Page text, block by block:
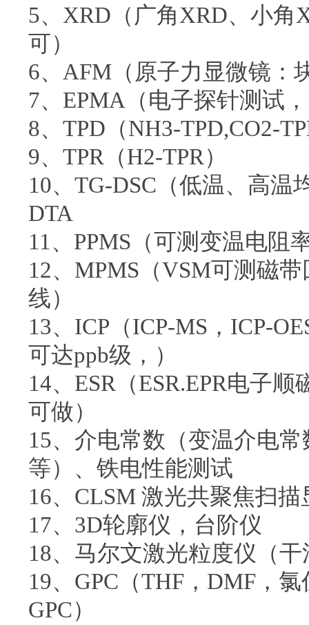
5、XRD（广角XRD、小角
可）
6、AFM（原子力显微镜：
7、EPMA（电子探针测试
8、TPD（NH3-TPD,CO2-
9、TPR（H2-TPR）
10、TG-DSC（低温、高温
DTA
11、PPMS（可测变温电阻
12、MPMS（VSM可测磁
线）
13、ICP（ICP-MS，ICP-
可达ppb级，）
14、ESR（ESR.EPR电子
可做）
15、介电常数（变温介电
等）、铁电性能测试
16、CLSM 激光共聚焦扫描
17、3D轮廓仪，台阶仪
18、马尔文激光粒度仪（
19、GPC（THF，DMF，
GPC）